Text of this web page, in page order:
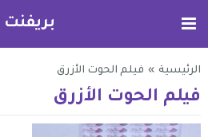
بريفنت
الرئيسية » فيلم الحوت الأزرق
فيلم الحوت الأزرق